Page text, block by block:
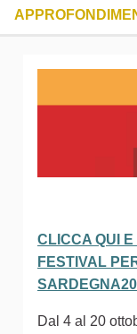
CLICCA QUI
FESTIVAL
Dal 4 al 20